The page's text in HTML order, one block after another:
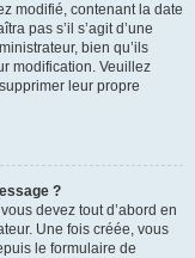
modifié, contenant la date
pas s’il s’agit d’une
bien qu’ils
modification. Veuillez
leur propre
?
devez tout d’abord en
Une fois créée, vous
le formulaire de